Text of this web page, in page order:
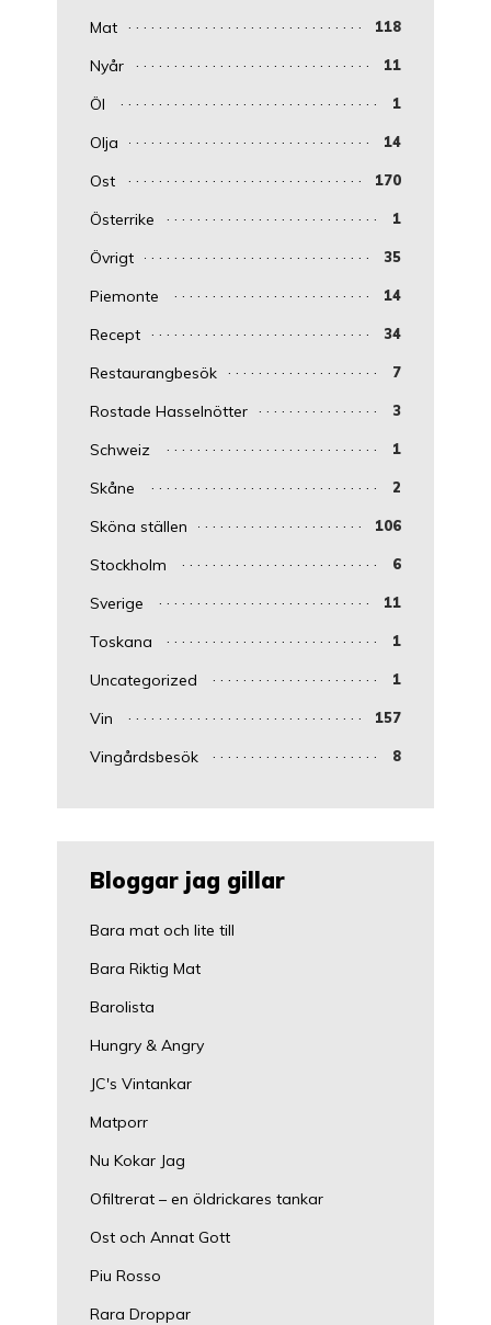
Mat 118
Nyår 11
Öl 1
Olja 14
Ost 170
Österrike 1
Övrigt 35
Piemonte 14
Recept 34
Restaurangbesök 7
Rostade Hasselnötter 3
Schweiz 1
Skåne 2
Sköna ställen 106
Stockholm 6
Sverige 11
Toskana 1
Uncategorized 1
Vin 157
Vingårdsbesök 8
Bloggar jag gillar
Bara mat och lite till
Bara Riktig Mat
Barolista
Hungry & Angry
JC's Vintankar
Matporr
Nu Kokar Jag
Ofiltrerat – en öldrickares tankar
Ost och Annat Gott
Piu Rosso
Rara Droppar